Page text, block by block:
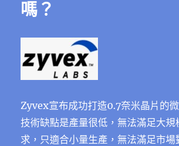
嗎？
Zyvex宣布成功打造0.7奈米晶片的
技術缺點是產量很低，無法滿⾜⼤規
求，只適合⼩量⽣產，無法滿⾜市場